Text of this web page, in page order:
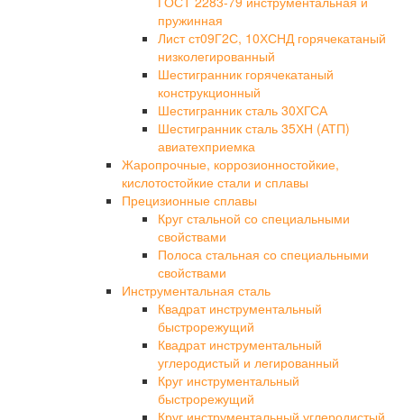
пружинная
Лист ст09Г2С, 10ХСНД горячекатаный
низколегированный
Шестигранник горячекатаный
конструкционный
Шестигранник сталь 30ХГСА
Шестигранник сталь 35ХН (АТП)
авиатехприемка
Жаропрочные, коррозионностойкие,
кислотостойкие стали и сплавы
Прецизионные сплавы
Круг стальной со специальными
свойствами
Полоса стальная со специальными
свойствами
Инструментальная сталь
Квадрат инструментальный
быстрорежущий
Квадрат инструментальный
углеродистый и легированный
Круг инструментальный
быстрорежущий